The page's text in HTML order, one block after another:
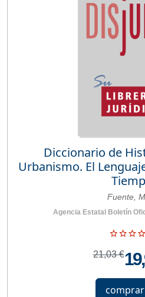
Diccionario de
Urbanismo. El
Fuente,
Agencia Estatal Boletín
21,03 €
comprar